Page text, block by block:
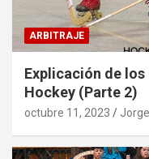
ARBITRAJE
Explicación de los
Hockey (Parte 2)
octubre 11, 2023